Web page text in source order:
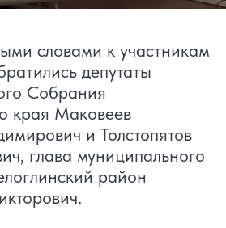
словами к участникам
депутаты
Собрания
края Маковеев
и Толстопятов
глава муниципального
район